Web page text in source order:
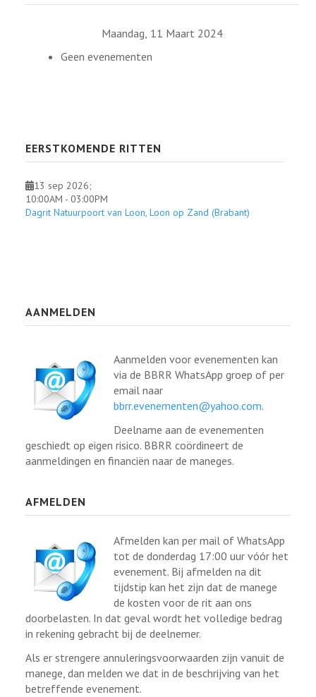
Maandag, 11 Maart 2024
Geen evenementen
EERSTKOMENDE RITTEN
13 sep 2026;
10:00AM -03:00PM
Dagrit Natuurpoort van Loon, Loon op Zand (Brabant)
AANMELDEN
Aanmelden voor evenementen kan
via de BBRR WhatsApp groep of per
email naar
bbrr.evenementen@yahoo.com.
Deelname aan de evenementen
geschiedt op eigen risico. BBRR coördineert de
aanmeldingen en financiën naar de maneges.
AFMELDEN
Afmelden kan per mail of WhatsApp
tot de donderdag 17:00 uur vóór het
evenement. Bij afmelden na dit
tijdstip kan het zijn dat de manege
de kosten voor de rit aan ons
doorbelasten. In dat geval wordt het volledige bedrag
in rekening gebracht bij de deelnemer.
Als er strengere annuleringsvoorwaarden zijn vanuit de
manege, dan melden we dat in de beschrijving van het
betreffende evenement.